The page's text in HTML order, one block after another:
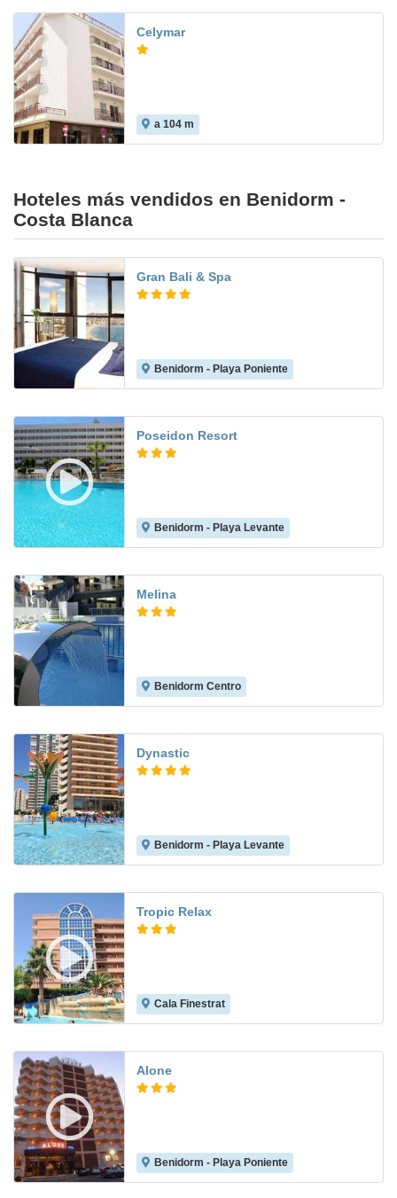
Celymar
a 104 m
Hoteles más vendidos en Benidorm -
Costa Blanca
Gran Bali & Spa
Benidorm - Playa Poniente
Poseidon Resort
Benidorm - Playa Levante
Melina
Benidorm Centro
Dynastic
Benidorm - Playa Levante
Tropic Relax
Cala Finestrat
Alone
Benidorm - Playa Poniente